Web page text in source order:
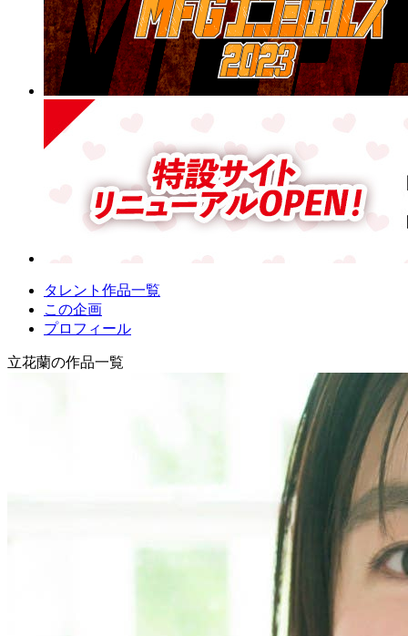
タレント作品一覧
この企画
プロフィール
立花蘭の作品一覧